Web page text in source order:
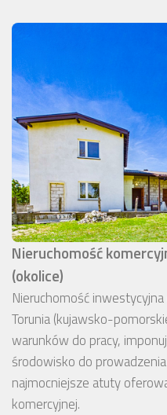
Nieruchomość
(okolice)
Nieruchomość
Torunia (kujawsko-
warunków do pracy,
środowisko do
najmocniejsze atuty
komercyjnej.